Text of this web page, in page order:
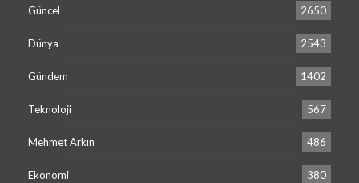
Güncel 2650
Dünya 2543
Gündem 1402
Teknoloji 567
Mehmet Arkın 486
Ekonomi 380